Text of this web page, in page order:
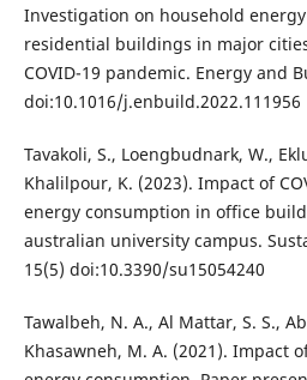
Investigation on household
residential buildings in major
COVID-19 pandemic. Energy and
doi:10.1016/j.enbuild.2022.111956
Tavakoli, S., Loengbudnark, W.,
Khalilpour, K. (2023). Impact of
energy consumption in office
australian university campus.
15(5) doi:10.3390/su15054240
Tawalbeh, N. A., Al Mattar, S. S.,
Khasawneh, M. A. (2021). Impact